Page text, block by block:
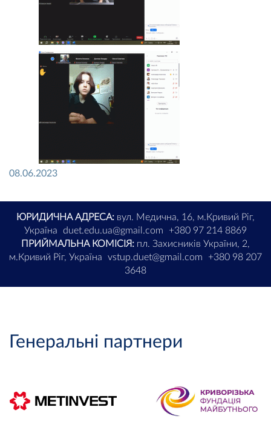
08.06.2023
ЮРИДИЧНА АДРЕСА: вул. Медична, 16, м.Кривий Ріг,
Україна
duet.edu.ua@gmail.com
+380 97 214 8869
ПРИЙМАЛЬНА КОМІСІЯ: пл. Захисників України, 2,
м.Кривий Ріг, Україна
vstup.duet@gmail.com
+380 98 207
3648
Генеральні партнери